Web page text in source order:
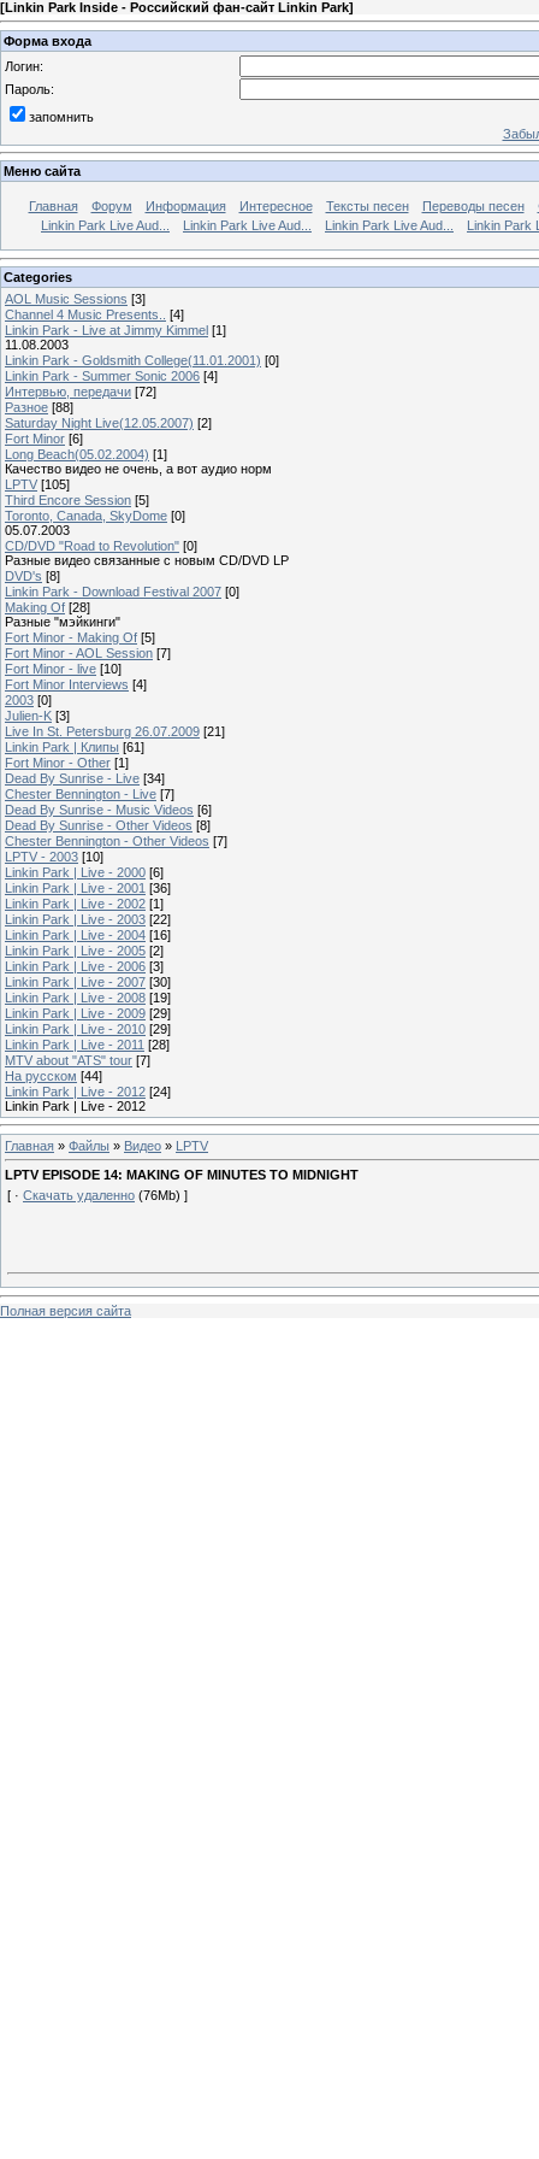
[Linkin Park Inside - Российский фан-сайт Linkin Park]
Форма входа
Логин:
Пароль:
запомнить
Меню сайта
Главная Форум Информация Интересное Тексты песен Переводы песен
Linkin Park Live Aud...
Linkin Park Live Aud... Linkin Park Live Aud... Linkin Park
Categories
AOL Music Sessions [3]
Channel 4 Music Presents..
[4]
Linkin Park - Live at Jimmy Kimmel [1]
11.08.2003
Linkin Park - Goldsmith College(11.01.2001) [0]
Linkin Park - Summer Sonic 2006 [4]
Интервью, передачи [72]
Разное [88]
Saturday Night Live(12.05.2007) [2]
Fort Minor [6]
Long Beach(05.02.2004) [1]
Качество видео не очень, а вот аудио норм
LPTV [105]
Third Encore Session [5]
Toronto, Canada, SkyDome [0]
05.07.2003
CD/DVD "Road to Revolution" [0]
Разные видео связанные с новым CD/DVD LP
DVD's [8]
Linkin Park - Download Festival 2007 [0]
Making Of [28]
Разные "мэйкинги"
Fort Minor - Making Of [5]
Fort Minor - AOL Session [7]
Fort Minor - live [10]
Fort Minor Interviews [4]
2003 [0]
Julien-K [3]
Live In St. Petersburg 26.07.2009 [21]
Linkin Park | Клипы [61]
Fort Minor - Other [1]
Dead By Sunrise - Live [34]
Chester Bennington - Live [7]
Dead By Sunrise - Music Videos [6]
Dead By Sunrise - Other Videos [8]
Chester Bennington - Other Videos [7]
LPTV - 2003 [10]
Linkin Park | Live - 2000 [6]
Linkin Park | Live - 2001 [36]
Linkin Park | Live - 2002 [1]
Linkin Park | Live - 2003 [22]
Linkin Park | Live - 2004 [16]
Linkin Park | Live - 2005 [2]
Linkin Park | Live - 2006 [3]
Linkin Park | Live - 2007 [30]
Linkin Park | Live - 2008 [19]
Linkin Park | Live - 2009 [29]
Linkin Park | Live - 2010 [29]
Linkin Park | Live - 2011 [28]
MTV about "ATS" tour [7]
На русском [44]
Linkin Park | Live - 2012 [24]
Linkin Park | Live - 2012
Главная » Файлы » Видео » LPTV
LPTV EPISODE 14: MAKING OF MINUTES TO MIDNIGHT
[ · Скачать удаленно (76Mb) ]
Полная версия сайта